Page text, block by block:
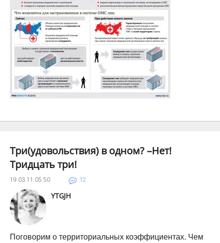
YTGJH
Три(удовольствия) в одном? –Нет!
Тридцать три!
19.03.11 05:50 12
Поговорим о территориальных коэффициентах. Чем